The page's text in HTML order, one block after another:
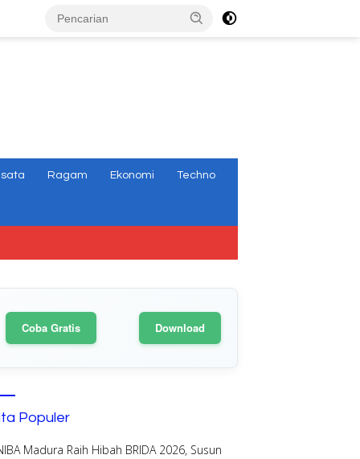
Ragam Ekonomi Techno
Coba Gratis Download
Populer